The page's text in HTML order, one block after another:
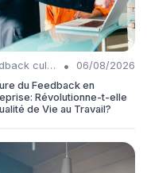
Feedback culture •
06/08/2026
du Feedback en
Révolutionne-t-elle
de Vie au Travail?